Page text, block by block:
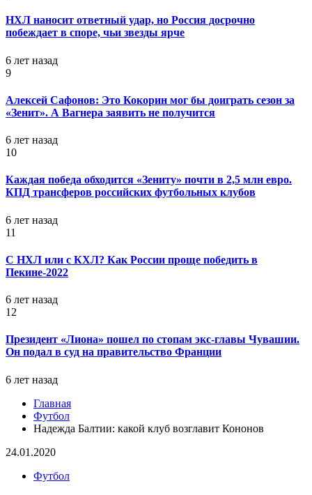
НХЛ наносит ответный удар, но Россия досрочно
побеждает в споре, чьи звезды ярче
6 лет назад
9
Алексей Сафонов: Это Кокорин мог бы доиграть сезон за
«Зенит». А Вагнера заявить не получится
6 лет назад
10
Каждая победа обходится «Зениту» почти в 2,5 млн евро.
КПД трансферов российских футбольных клубов
6 лет назад
11
С НХЛ или с КХЛ? Как России проще победить в
Пекине-2022
6 лет назад
12
Президент «Лиона» пошел по стопам экс-главы Чувашии.
Он подал в суд на правительство Франции
6 лет назад
Главная
Футбол
Надежда Балтии: какой клуб возглавит Кононов
24.01.2020
Футбол